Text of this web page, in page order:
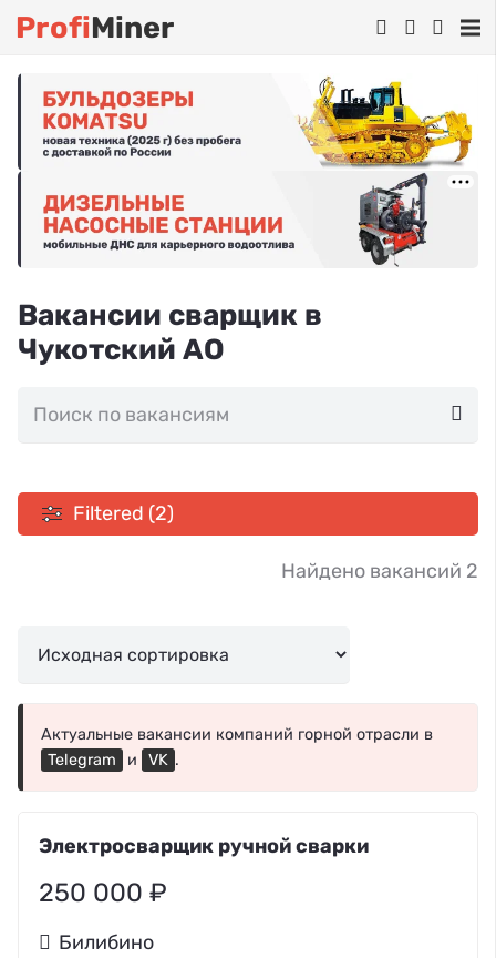
ProfiMiner
Вакансии сварщик в
Чукотский АО
Filtered (2)
Найдено вакансий 2
Актуальные вакансии компаний горной отрасли в
Telegram
и VK .
Электросварщик ручной сварки
250 000 ₽
Билибино